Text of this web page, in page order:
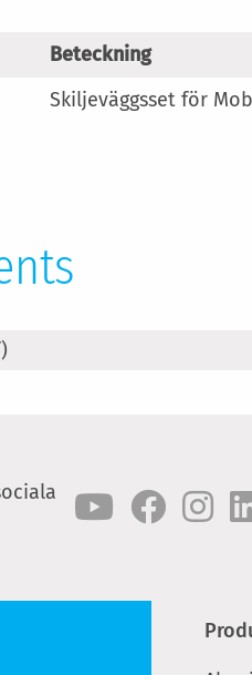
Beteckning
Skiljeväggsset för